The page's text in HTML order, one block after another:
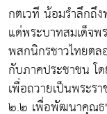
กตเวที น้อมรำลึกถึ
แด่พระบาทสมเด็จ
พสกนิกรชาวไทยตล
กับภาคประชาชน โ
เพื่อถวายเป็นพระร
๒.๒ เพื่อพัฒนาคุณธ